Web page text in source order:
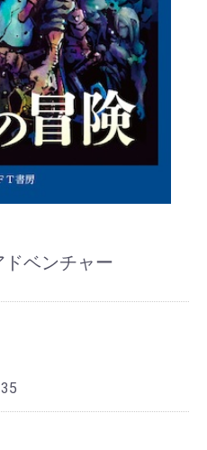
ベンチャー